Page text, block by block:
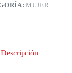
MUJER
Descripción